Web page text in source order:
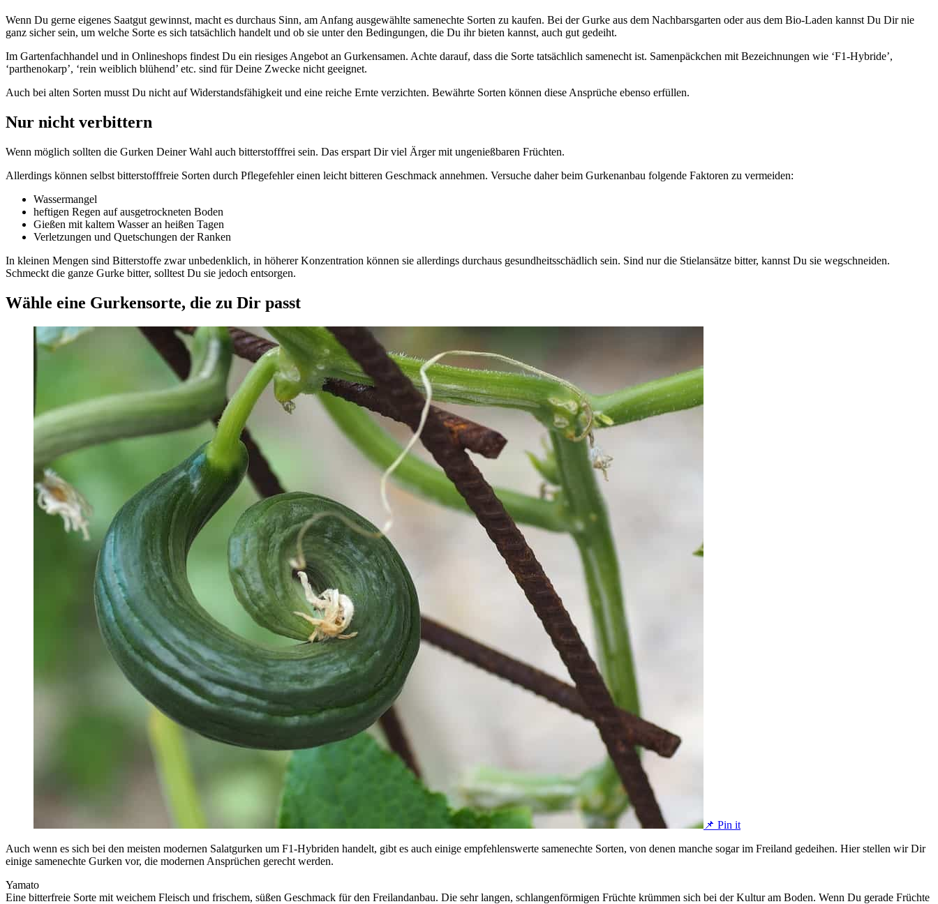
Wenn Du gerne eigenes Saatgut gewinnst, macht es durchaus Sinn, am Anfang ausgewählte samenechte Sorten zu kaufen. Bei der Gurke aus dem Nachbarsgarten oder aus dem Bio-Laden kannst Du Dir nie
ganz sicher sein, um welche Sorte es sich tatsächlich handelt und ob sie unter den Bedingungen, die Du ihr bieten kannst, auch gut gedeiht.
Im Gartenfachhandel und in Onlineshops findest Du ein riesiges Angebot an Gurkensamen. Achte darauf, dass die Sorte tatsächlich samenecht ist. Samenpäckchen mit Bezeichnungen wie ‘F1-Hybride’,
‘parthenokarp’, ‘rein weiblich blühend’ etc. sind für Deine Zwecke nicht geeignet.
Auch bei alten Sorten musst Du nicht auf Widerstandsfähigkeit und eine reiche Ernte verzichten. Bewährte Sorten können diese Ansprüche ebenso erfüllen.
Nur nicht verbittern
Wenn möglich sollten die Gurken Deiner Wahl auch bitterstofffrei sein. Das erspart Dir viel Ärger mit ungenießbaren Früchten.
Allerdings können selbst bitterstofffreie Sorten durch Pflegefehler einen leicht bitteren Geschmack annehmen. Versuche daher beim Gurkenanbau folgende Faktoren zu vermeiden:
Wassermangel
heftigen Regen auf ausgetrockneten Boden
Gießen mit kaltem Wasser an heißen Tagen
Verletzungen und Quetschungen der Ranken
In kleinen Mengen sind Bitterstoffe zwar unbedenklich, in höherer Konzentration können sie allerdings durchaus gesundheitsschädlich sein. Sind nur die Stielansätze bitter, kannst Du sie wegschneiden.
Schmeckt die ganze Gurke bitter, solltest Du sie jedoch entsorgen.
Wähle eine Gurkensorte, die zu Dir passt
📌 Pin it
Auch wenn es sich bei den meisten modernen Salatgurken um F1-Hybriden handelt, gibt es auch einige empfehlenswerte samenechte Sorten, von denen manche sogar im Freiland gedeihen. Hier stellen wir Dir
einige samenechte Gurken vor, die modernen Ansprüchen gerecht werden.
Yamato
Eine bitterfreie Sorte mit weichem Fleisch und frischem, süßen Geschmack für den Freilandanbau. Die sehr langen, schlangenförmigen Früchte krümmen sich bei der Kultur am Boden. Wenn Du gerade Früchte